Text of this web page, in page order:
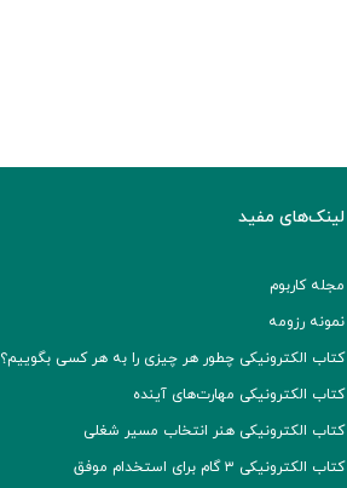
لینک‌های مفید
مجله کاربوم
نمونه رزومه
کتاب الکترونیکی چطور هر چیزی را به هر کسی بگوییم؟
کتاب الکترونیکی مهارت‌های آینده
کتاب الکترونیکی هنر انتخاب مسیر شغلی
کتاب الکترونیکی ۳ گام برای استخدام موفق